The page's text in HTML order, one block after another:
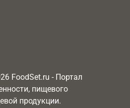
FoodSet.ru - Портал
пищевого
продукции.